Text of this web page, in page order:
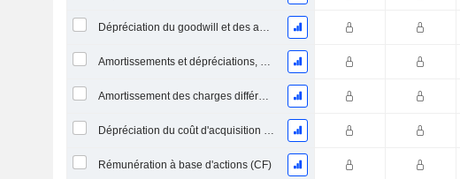
Dépréciation du goodwill et des actifs intangibles
Amortissements et dépréciations, Total
Amortissement des charges différées, Total - (CF)
Dépréciation du coût d'acquisition d'actifs et dépenses de restructuration
Rémunération à base d'actions (CF)